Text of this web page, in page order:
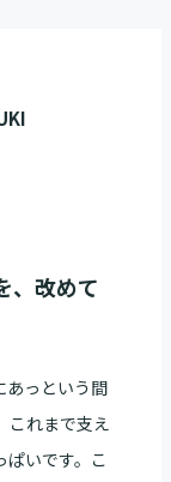
、改めて
あっという間
これまで支え
いです。こ